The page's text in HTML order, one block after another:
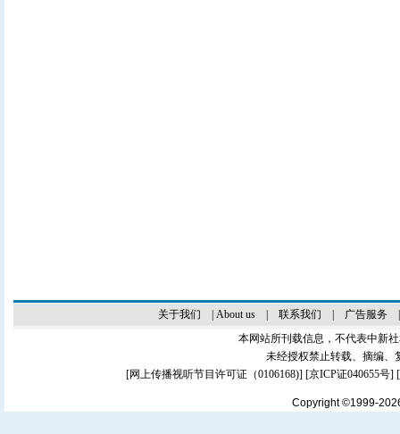
关于我们 About us| 联系我们 广告服务
本网站所刊载信息，不代表中新
未经授权禁止转载、摘编、
[网上传播视听节目许可证（0106168)] [京ICP证040655号]
Copyright ©1999-